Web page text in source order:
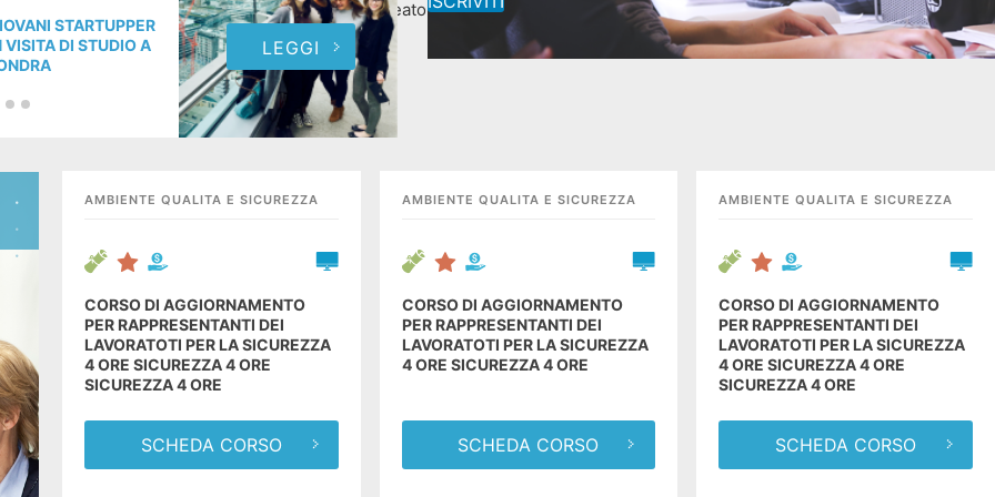
Neolaureato
STARTUPPER
VISITA DI STUDIO A
LEGGI
GIOVANI STARTUPPER
IN VISITA DI STUDIO A
LONDRA
LEGGI
IN
LONDRA
la sicurezza 4 ore
AMBIENTE QUALITA E SICUREZZA
CORSO DI AGGIORNAMENTO
PER RAPPRESENTANTI DEI
LAVORATOTI PER LA SICUREZZA
4 ORE SICUREZZA 4 ORE
SICUREZZA 4 ORE
SCHEDA CORSO
AMBIENTE QUALITA E SICUREZZA
CORSO DI AGGIORNAMENTO
PER RAPPRESENTANTI DEI
LAVORATOTI PER LA SICUREZZA
4 ORE SICUREZZA 4 ORE
SCHEDA CORSO
AMBIENTE QUALITA E SICUREZZA
CORSO DI AGGIORNAMENTO
PER RAPPRESENTANTI DEI
LAVORATOTI PER LA SICUREZZA
4 ORE SICUREZZA 4 ORE
SICUREZZA 4 ORE
SCHEDA CORSO